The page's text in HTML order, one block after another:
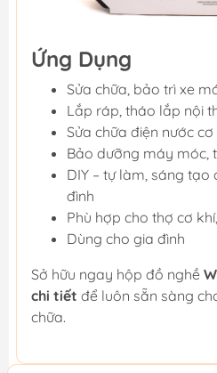
Ứng Dụng
Sửa chữa, bảo trì xe
Lắp ráp, tháo lắp nội
Sửa chữa điện nước
Bảo dưỡng máy móc,
DIY – tự làm, sáng
đình
Phù hợp cho thợ cơ
Dùng cho gia đình
Sở hữu ngay hộp đồ nghề
chi tiết để luôn sẵn sàng
chữa.